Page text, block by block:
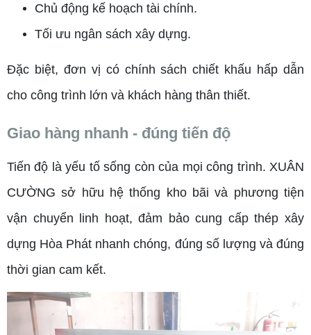
Chủ động kế hoạch tài chính.
Tối ưu ngân sách xây dựng.
Đặc biệt, đơn vị có chính sách chiết khấu hấp dẫn
cho công trình lớn và khách hàng thân thiết.
Giao hàng nhanh - đúng tiến độ
Tiến độ là yếu tố sống còn của mọi công trình. XUÂN
CƯỜNG sở hữu hệ thống kho bãi và phương tiện
vận chuyển linh hoạt, đảm bảo cung cấp thép xây
dựng Hòa Phát nhanh chóng, đúng số lượng và đúng
thời gian cam kết.